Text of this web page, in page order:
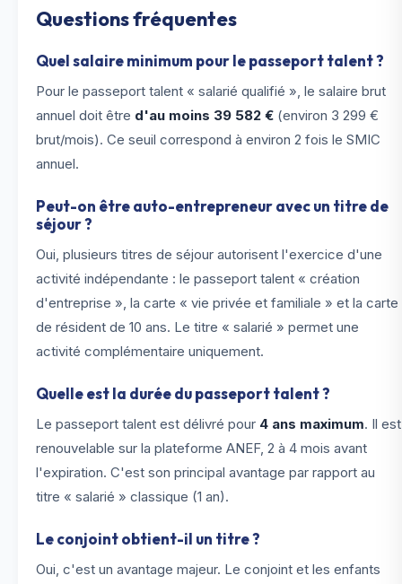
Questions fréquentes
Quel salaire minimum pour le passeport talent ?
Pour le passeport talent « salarié qualifié », le salaire brut
annuel doit être d'au moins 39 582 € (environ 3 299 €
brut/mois). Ce seuil correspond à environ 2 fois le SMIC
annuel.
Peut-on être auto-entrepreneur avec un titre de
séjour ?
Oui, plusieurs titres de séjour autorisent l'exercice d'une
activité indépendante : le passeport talent « création
d'entreprise », la carte « vie privée et familiale » et la carte
de résident de 10 ans. Le titre « salarié » permet une
activité complémentaire uniquement.
Quelle est la durée du passeport talent ?
Le passeport talent est délivré pour 4 ans maximum. Il est
renouvelable sur la plateforme ANEF, 2 à 4 mois avant
l'expiration. C'est son principal avantage par rapport au
titre « salarié » classique (1 an).
Le conjoint obtient-il un titre ?
Oui, c'est un avantage majeur. Le conjoint et les enfants